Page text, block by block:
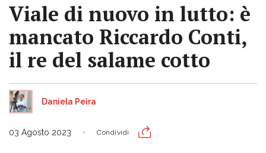
Viale di nuovo in lutto: è
mancato Riccardo Conti,
il re del salame cotto
Daniela Peira
03 Agosto 2023 Condividi